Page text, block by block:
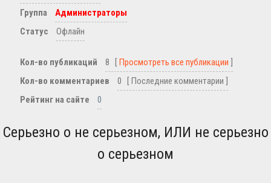
Группа
Администраторы
Статус
Офлайн
Кол-во публикаций 8 [ Просмотреть все публикации ]
Кол-во комментариев
0 [ Последние комментарии ]
Рейтинг на сайте
0
Серьезно о не серьезном, ИЛИ не серьезно
о серьезном